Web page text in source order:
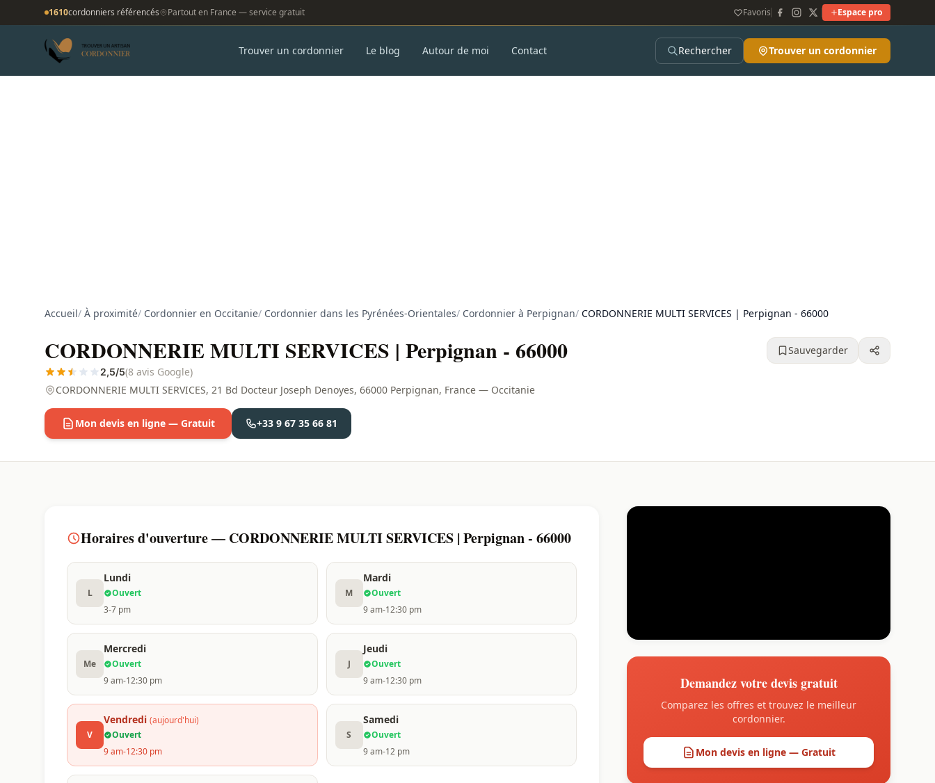
1610cordonniers référencés Partout en France — service gratuit Favoris Espace pro
Trouver un cordonnier Le blog Autour de moi Contact Rechercher Trouver un cordonnier
Accueil/ À proximité/ Cordonnier en Occitanie/ Cordonnier dans les Pyrénées-Orientales/ Cordonnier à Perpignan/ CORDONNERIE MULTI SERVICES | Perpignan - 66000
CORDONNERIE MULTI SERVICES | Perpignan - 66000
2,5/5(8 avis Google)
CORDONNERIE MULTI SERVICES, 21 Bd Docteur Joseph Denoyes, 66000 Perpignan, France — Occitanie
Sauvegarder
Mon devis en ligne — Gratuit +33 9 67 35 66 81
Horaires d'ouverture — CORDONNERIE MULTI SERVICES | Perpignan - 66000
L
Lundi
Ouvert
3-7 pm
M
Mardi
Ouvert
9 am-12:30 pm
Me
Mercredi
Ouvert
9 am-12:30 pm
J
Jeudi
Ouvert
9 am-12:30 pm
V
Vendredi (aujourd'hui)
Ouvert
9 am-12:30 pm
S
Samedi
Ouvert
9 am-12 pm
Demandez votre devis gratuit
Comparez les offres et trouvez le meilleur
cordonnier.
Mon devis en ligne — Gratuit